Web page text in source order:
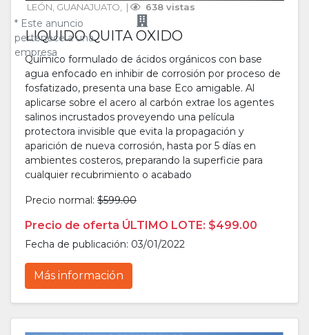
LEÓN GUANAJUATO | 638 vistas
* Este anuncio
pertenece a una
empresa
LIQUIDO QUITA OXIDO
Químico formulado de ácidos orgánicos con base
agua enfocado en inhibir de corrosión por proceso de
fosfatizado, presenta una base Eco amigable. Al
aplicarse sobre el acero al carbón extrae los agentes
salinos incrustados proveyendo una película
protectora invisible que evita la propagación y
aparición de nueva corrosión, hasta por 5 días en
ambientes costeros, preparando la superficie para
cualquier recubrimiento o acabado
Precio normal: $599.00
Precio de oferta ÚLTIMO LOTE: $499.00
Fecha de publicación: 03/01/2022
Más información